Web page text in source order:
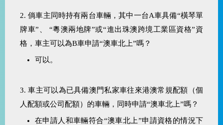
2. 倘車主同時持有兩台車輛，其中一台A車具備“橫琴單
牌車”、 “粵澳兩地牌”或“進出珠澳跨境工業區資格”資
格，車主可以為B車申請“澳車北上”嗎？
可以。
3. 車主可以為已具備澳門私家車往來港澳常規配額（個
人配額或公司配額）的車輛，同時申請“澳車北上”嗎？
在申請人和車輛符合“澳車北上”申請資格的情況下